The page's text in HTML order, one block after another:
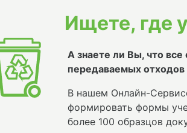
Ищете, где
А знаете ли Вы, что
передаваемых
В нашем Онлайн-
формировать формы
более 100 образцов